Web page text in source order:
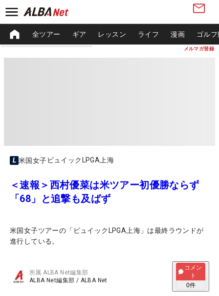
メルマガ登録
全ツアー ギア レッスン ライフ 漫画 ゴル
米国女子ビュイックLPGA上海
＜速報＞西村優菜は米ツアー初優勝ならず
「68」と追撃も及ばず
米国女子ツアーの「ビュイックLPGA上海」は最終ラウンドが
進行している。
所属ALBA Net編集部
ALBA Net編集部 / ALBA Net
コメン
ト
0件